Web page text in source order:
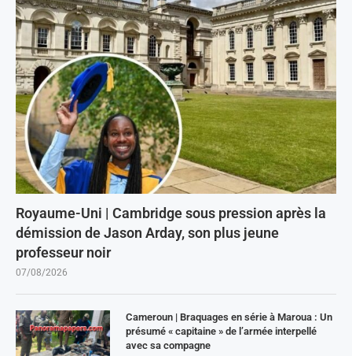
Royaume-Uni | Cambridge sous pression après la
démission de Jason Arday, son plus jeune
professeur noir
07/08/2026
Cameroun | Braquages en série à Maroua : Un
présumé « capitaine » de l’armée interpellé
avec sa compagne